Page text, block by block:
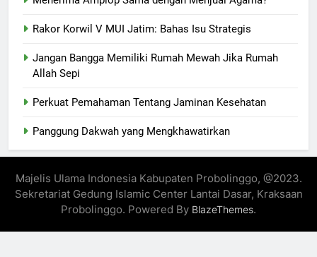
Rakor Korwil V MUI Jatim: Bahas Isu Strategis
Jangan Bangga Memiliki Rumah Mewah Jika Rumah
Allah Sepi
Perkuat Pemahaman Tentang Jaminan Kesehatan
Panggung Dakwah yang Mengkhawatirkan
Majelis Ulama Indonesia Kabupaten Probolinggo, @2023.
Sekretariat Gedung Islamic Center Lantai Dasar, Kraksaan
Probolinggo. Powered By BlazeThemes.